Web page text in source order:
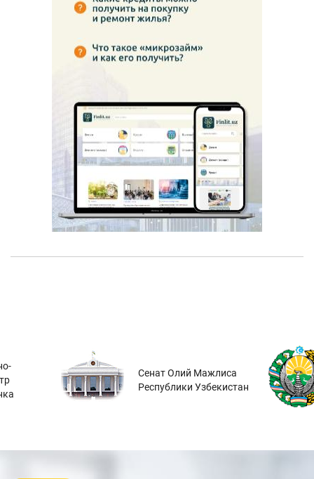
Сенат Олий Мажлиса
Республики Узбекистан